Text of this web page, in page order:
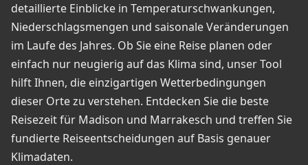
detaillierte Einblicke in Temperaturschwankungen,
Niederschlagsmengen und saisonale Veränderungen
im Laufe des Jahres. Ob Sie eine Reise planen oder
einfach nur neugierig auf das Klima sind, unser Tool
hilft Ihnen, die einzigartigen Wetterbedingungen
dieser Orte zu verstehen. Entdecken Sie die beste
Reisezeit für Madison und Marrakesch und treffen Sie
fundierte Reiseentscheidungen auf Basis genauer
Klimadaten.